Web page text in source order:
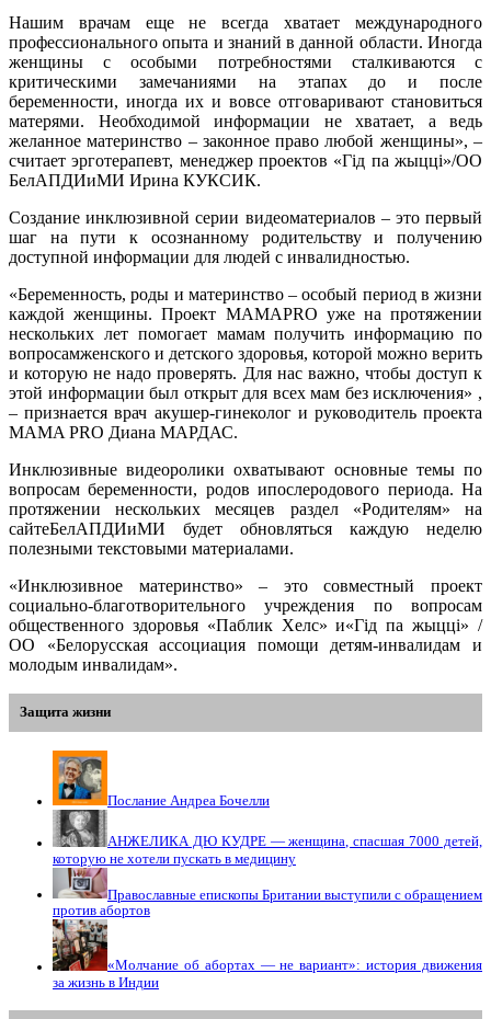
Нашим врачам еще не всегда хватает международного
профессионального опыта и знаний в данной области. Иногда
женщины с особыми потребностями сталкиваются с
критическими замечаниями на этапах до и после
беременности, иногда их и вовсе отговаривают становиться
матерями. Необходимой информации не хватает, а ведь
желанное материнство – законное право любой женщины», –
считает эрготерапевт, менеджер проектов «Гiд па жыццi»/ОО
БелАПДИиМИ Ирина КУКСИК.
Создание инклюзивной серии видеоматериалов – это первый
шаг на пути к осознанному родительству и получению
доступной информации для людей с инвалидностью.
«Беременность, роды и материнство – особый период в жизни
каждой женщины. Проект MAMAPRO уже на протяжении
нескольких лет помогает мамам получить информацию по
вопросамженского и детского здоровья, которой можно верить
и которую не надо проверять. Для нас важно, чтобы доступ к
этой информации был открыт для всех мам без исключения» ,
– признается врач акушер-гинеколог и руководитель проекта
MAMA PRO Диана МАРДАС.
Инклюзивные видеоролики охватывают основные темы по
вопросам беременности, родов ипослеродового периода. На
протяжении нескольких месяцев раздел «Родителям» на
сайтеБелАПДИиМИ будет обновляться каждую неделю
полезными текстовыми материалами.
«Инклюзивное материнство» – это совместный проект
социально-благотворительного учреждения по вопросам
общественного здоровья «Паблик Хелс» и«Гiд па жыццi» /
ОО «Белорусская ассоциация помощи детям-инвалидам и
молодым инвалидам».
Защита жизни
Послание Андреа Бочелли
АНЖЕЛИКА ДЮ КУДРЕ — женщина, спасшая 7000 детей,
которую не хотели пускать в медицину
Православные епископы Британии выступили с обращением
против абортов
«Молчание об абортах — не вариант»: история движения
за жизнь в Индии